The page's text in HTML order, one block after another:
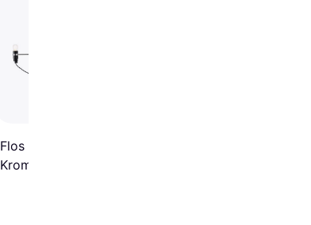
Flos 2097 18 Lysekrone
Krom Pendel ∅ 70.5cm